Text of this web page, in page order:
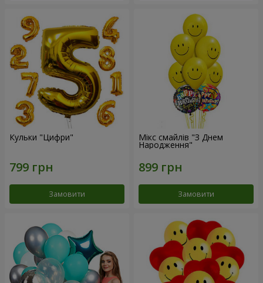
Кульки "Цифри"
Замовити
Мікс смайлів "З Днем
Народження"
Замовити